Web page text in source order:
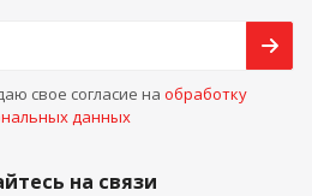
свое согласие на обработку
данных
на связи